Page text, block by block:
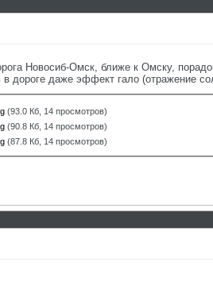
Новосиб-Омск, ближе к Омску,
дороге даже эффект гало (отражение
(93.0 Кб, 14 просмотров)
(90.8 Кб, 14 просмотров)
(87.8 Кб, 14 просмотров)